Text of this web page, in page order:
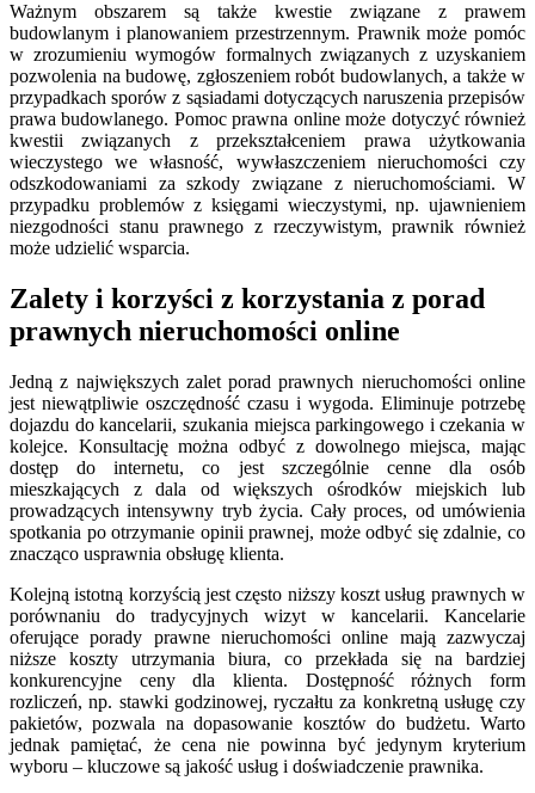
Ważnym obszarem są także kwestie związane z prawem
budowlanym i planowaniem przestrzennym. Prawnik może pomóc
w zrozumieniu wymogów formalnych związanych z uzyskaniem
pozwolenia na budowę, zgłoszeniem robót budowlanych, a także w
przypadkach sporów z sąsiadami dotyczących naruszenia przepisów
prawa budowlanego. Pomoc prawna online może dotyczyć również
kwestii związanych z przekształceniem prawa użytkowania
wieczystego we własność, wywłaszczeniem nieruchomości czy
odszkodowaniami za szkody związane z nieruchomościami. W
przypadku problemów z księgami wieczystymi, np. ujawnieniem
niezgodności stanu prawnego z rzeczywistym, prawnik również
może udzielić wsparcia.
Zalety i korzyści z korzystania z porad
prawnych nieruchomości online
Jedną z największych zalet porad prawnych nieruchomości online
jest niewątpliwie oszczędność czasu i wygoda. Eliminuje potrzebę
dojazdu do kancelarii, szukania miejsca parkingowego i czekania w
kolejce. Konsultację można odbyć z dowolnego miejsca, mając
dostęp do internetu, co jest szczególnie cenne dla osób
mieszkających z dala od większych ośrodków miejskich lub
prowadzących intensywny tryb życia. Cały proces, od umówienia
spotkania po otrzymanie opinii prawnej, może odbyć się zdalnie, co
znacząco usprawnia obsługę klienta.
Kolejną istotną korzyścią jest często niższy koszt usług prawnych w
porównaniu do tradycyjnych wizyt w kancelarii. Kancelarie
oferujące porady prawne nieruchomości online mają zazwyczaj
niższe koszty utrzymania biura, co przekłada się na bardziej
konkurencyjne ceny dla klienta. Dostępność różnych form
rozliczeń, np. stawki godzinowej, ryczałtu za konkretną usługę czy
pakietów, pozwala na dopasowanie kosztów do budżetu. Warto
jednak pamiętać, że cena nie powinna być jedynym kryterium
wyboru – kluczowe są jakość usług i doświadczenie prawnika.